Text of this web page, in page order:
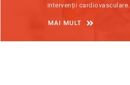
intervenţii cardiovasculare.
MAI MULT